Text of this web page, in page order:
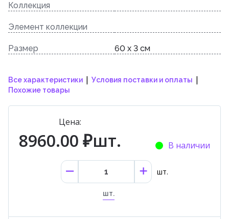
Коллекция
Элемент коллекции
Размер 60 x 3 см
Все характеристики | Условия поставки и оплаты |
Похожие товары
Цена:
8960.00 ₽шт. В наличии
шт.
шт.